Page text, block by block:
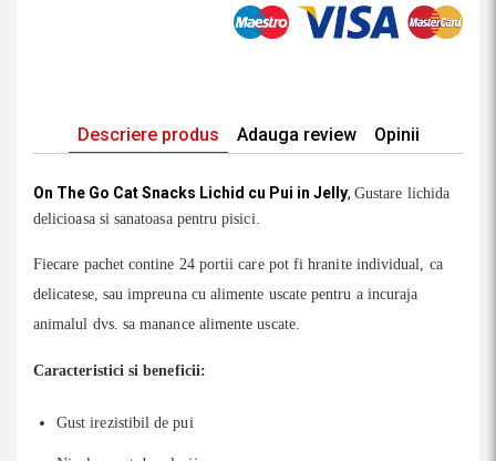
Descriere produs Adauga review Opinii
On The Go Cat Snacks Lichid cu Pui in Jelly, Gustare lichida
delicioasa si sanatoasa pentru pisici.
Fiecare pachet contine 24 portii care pot fi hranite individual, ca
delicatese, sau impreuna cu alimente uscate pentru a incuraja
animalul dvs. sa manance alimente uscate.
Caracteristici si beneficii:
Gust irezistibil de pui